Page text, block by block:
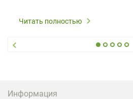
Читать полностью
Информация